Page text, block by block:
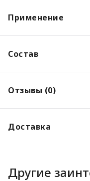
Применение
Состав
Отзывы (0)
Доставка
Другие